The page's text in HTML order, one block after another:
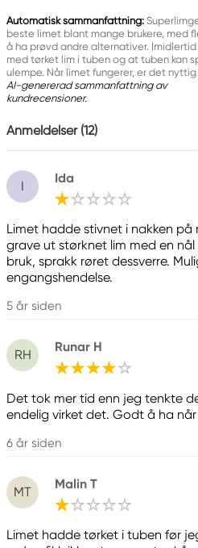
Ved vedvarende
VED KONTAKT MED
vann i flere minutter. Fjern
kontaktlinser dersom
Produktmerking
Ansvarlig EU
Panduro Hobby
Panduro
+46 (04) 22 30 70
Automatisk sammanfattning:
beste limet blant mange brukere, med
å ha prøvd andre alternativer.
med tørket lim i tuben og at tuben kan
ulempe. Når limet fungerer, er det
AI-genererad sammanfattning av
kundrecensioner.
Anmeldelser (12)
I
Ida
Limet hadde stivnet i nakken
grave ut størknet lim med en
bruk, sprakk røret dessverre.
engangshendelse.
5 år siden
RH
Runar H
Det tok mer tid enn jeg tenkte
endelig virket det. Godt å ha
6 år siden
MT
Malin T
Limet hadde tørket i tuben før